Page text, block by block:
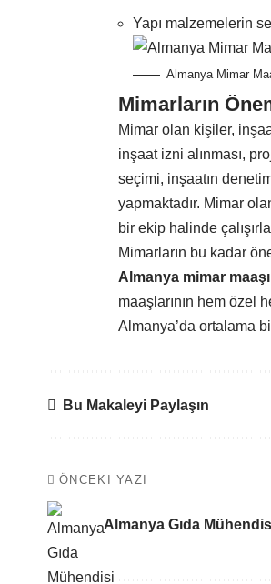
Yapı malzemelerin
Almanya Mimar
Mimarların
Mimar olan kişiler,
inşaat izni alınması,
seçimi, inşaatın
yapmaktadır. Mimar
bir ekip halinde
Mimarların bu kadar
Almanya mimar
maaşlarının hem özel
Almanya’da ortalama
Bu Makaleyi Paylaşın
ÖNCEKI YAZI
Almanya Gıda